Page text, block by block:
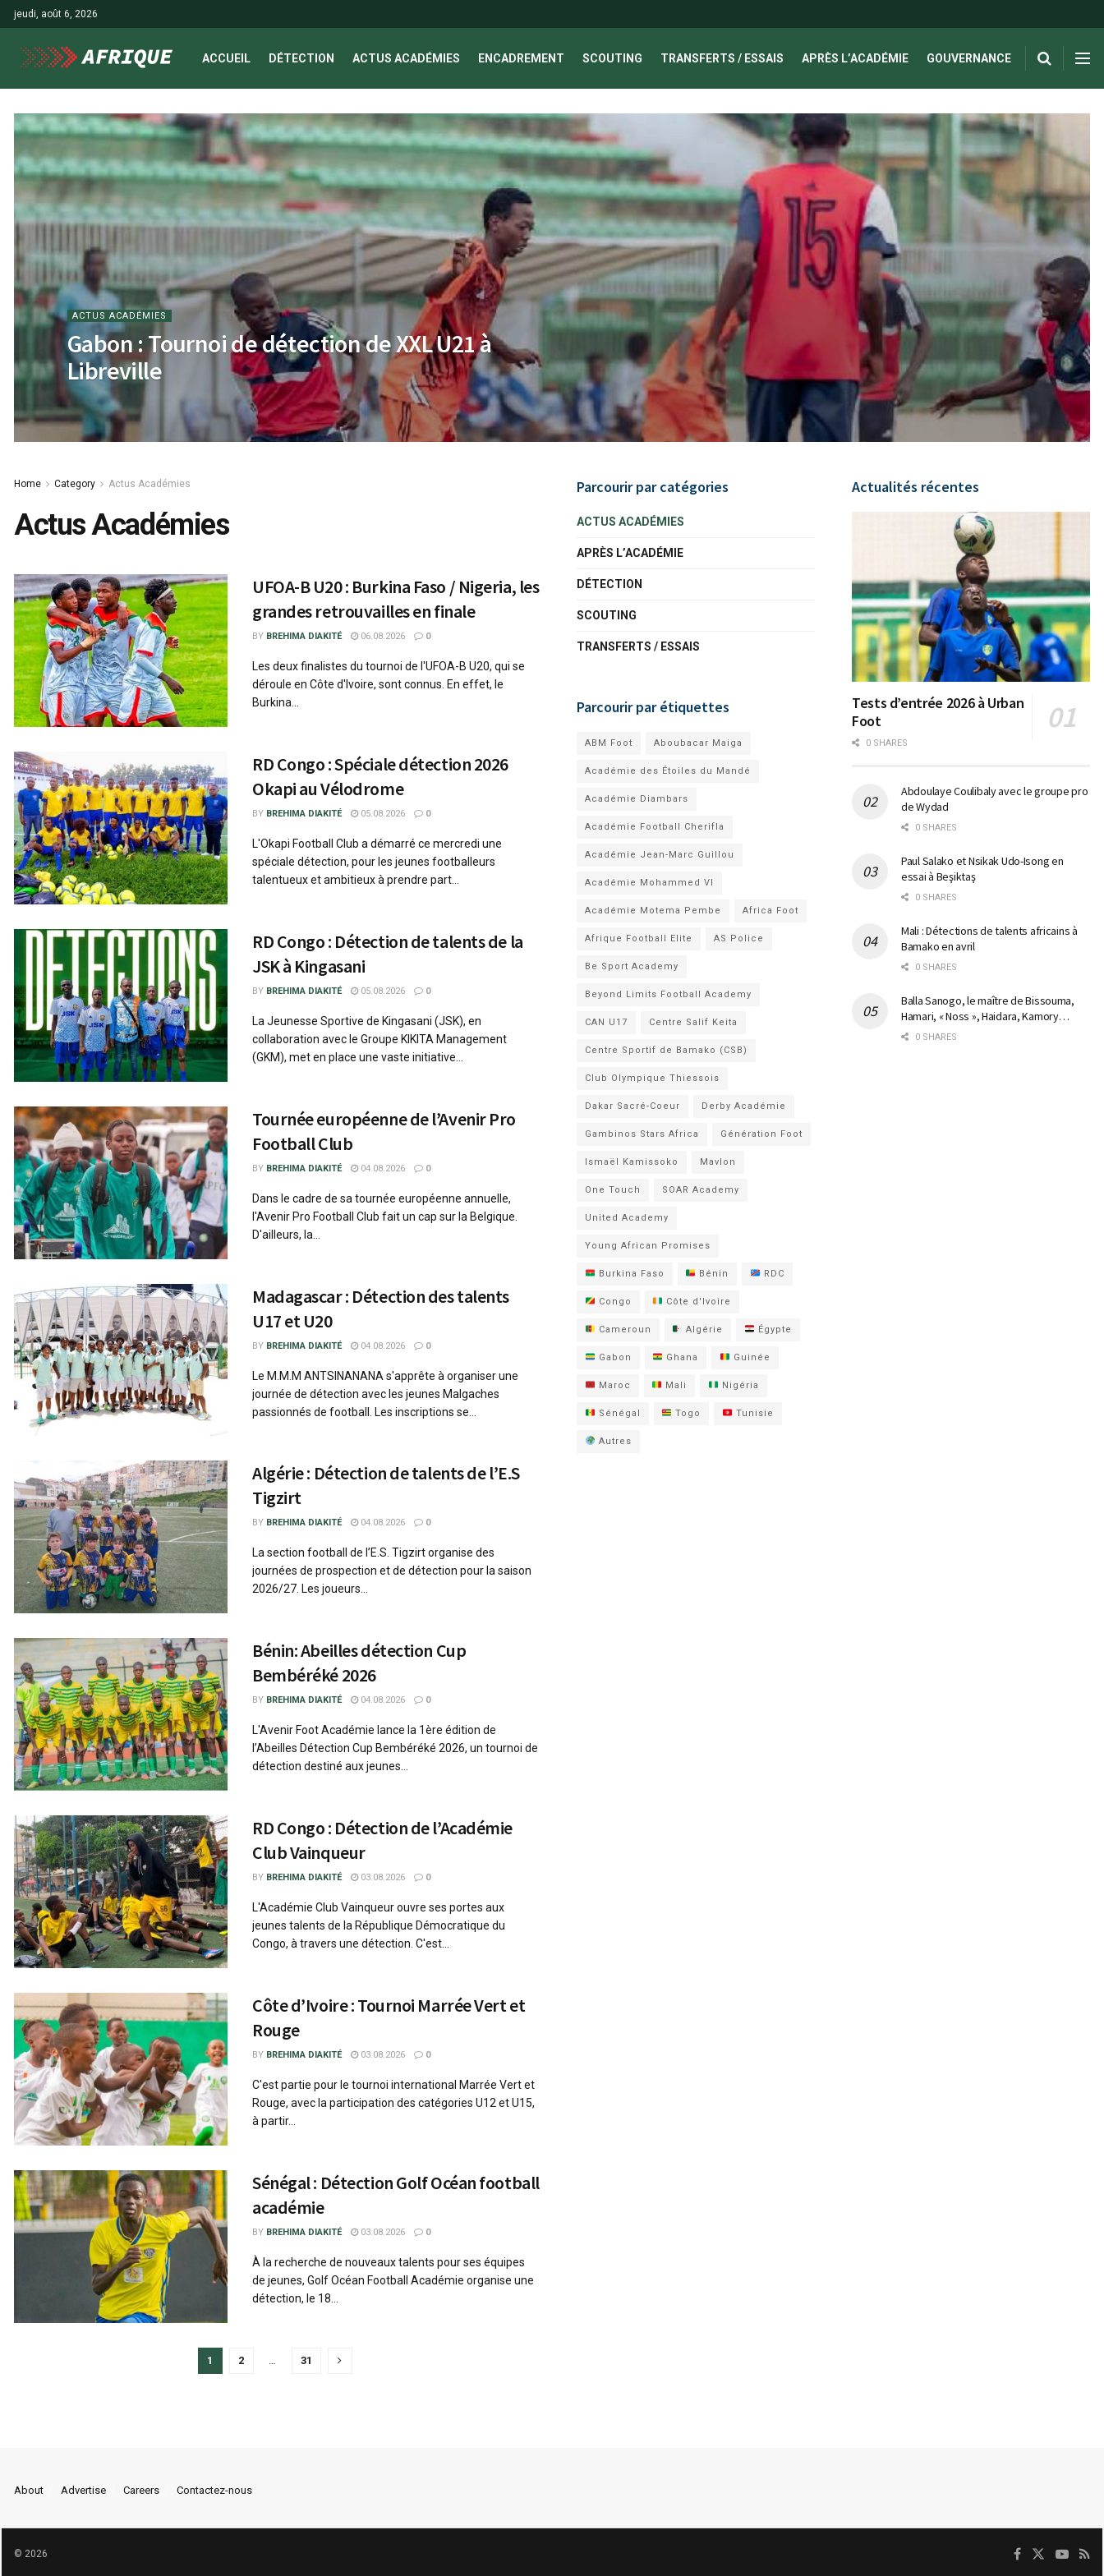
jeudi, août 6, 2026
ACCUEIL DÉTECTION ACTUS ACADÉMIES ENCADREMENT SCOUTING TRANSFERTS / ESSAIS APRÈS L’ACADÉMIE GOUVERNANCE
ACTUS ACADÉMIES
Gabon : Tournoi de détection de XXL U21 à
Libreville
Home Category Actus Académies
Actus Académies
UFOA-B U20 : Burkina Faso / Nigeria, les
grandes retrouvailles en finale
BY BREHIMA DIAKITÉ 06.08.2026 0
Les deux finalistes du tournoi de l'UFOA-B U20, qui se
déroule en Côte d'Ivoire, sont connus. En effet, le
Burkina...
RD Congo : Spéciale détection 2026
Okapi au Vélodrome
BY BREHIMA DIAKITÉ 05.08.2026 0
L'Okapi Football Club a démarré ce mercredi une
spéciale détection, pour les jeunes footballeurs
talentueux et ambitieux à prendre part...
RD Congo : Détection de talents de la
JSK à Kingasani
BY BREHIMA DIAKITÉ 05.08.2026 0
La Jeunesse Sportive de Kingasani (JSK), en
collaboration avec le Groupe KIKITA Management
(GKM), met en place une vaste initiative...
Tournée européenne de l’Avenir Pro
Football Club
BY BREHIMA DIAKITÉ 04.08.2026 0
Dans le cadre de sa tournée européenne annuelle,
l'Avenir Pro Football Club fait un cap sur la Belgique.
D'ailleurs, la...
Madagascar : Détection des talents
U17 et U20
BY BREHIMA DIAKITÉ 04.08.2026 0
Le M.M.M ANTSINANANA s'apprête à organiser une
journée de détection avec les jeunes Malgaches
passionnés de football. Les inscriptions se...
Algérie : Détection de talents de l’E.S
Tigzirt
BY BREHIMA DIAKITÉ 04.08.2026 0
La section football de l’E.S. Tigzirt organise des
journées de prospection et de détection pour la saison
2026/27. Les joueurs...
Bénin: Abeilles détection Cup
Bembéréké 2026
BY BREHIMA DIAKITÉ 04.08.2026 0
L'Avenir Foot Académie lance la 1ère édition de
l’Abeilles Détection Cup Bembéréké 2026, un tournoi de
détection destiné aux jeunes...
RD Congo : Détection de l’Académie
Club Vainqueur
BY BREHIMA DIAKITÉ 03.08.2026 0
L'Académie Club Vainqueur ouvre ses portes aux
jeunes talents de la République Démocratique du
Congo, à travers une détection. C'est...
Côte d’Ivoire : Tournoi Marrée Vert et
Rouge
BY BREHIMA DIAKITÉ 03.08.2026 0
C'est partie pour le tournoi international Marrée Vert et
Rouge, avec la participation des catégories U12 et U15,
à partir...
Sénégal : Détection Golf Océan football
académie
BY BREHIMA DIAKITÉ 03.08.2026 0
À la recherche de nouveaux talents pour ses équipes
de jeunes, Golf Océan Football Académie organise une
détection, le 18...
1 2 31
Parcourir par catégories
ACTUS ACADÉMIES
APRÈS L’ACADÉMIE
DÉTECTION
SCOUTING
TRANSFERTS / ESSAIS
Parcourir par étiquettes
ABM Foot Aboubacar Maiga
Académie des Étoiles du Mandé
Académie Diambars
Académie Football Cherifla
Académie Jean-Marc Guillou
Académie Mohammed VI
Académie Motema Pembe Africa Foot
Afrique Football Elite AS Police
Be Sport Academy
Beyond Limits Football Academy
CAN U17 Centre Salif Keita
Centre Sportif de Bamako (CSB)
Club Olympique Thiessois
Dakar Sacré-Coeur Derby Académie
Gambinos Stars Africa Génération Foot
Ismaël Kamissoko Mavlon
One Touch SOAR Academy
United Academy
Young African Promises
Burkina Faso Bénin RDC
Congo Côte d'Ivoire
Cameroun Algérie Égypte
Gabon Ghana Guinée
Maroc Mali Nigéria
Sénégal Togo Tunisie
Autres
Actualités récentes
Tests d’entrée 2026 à Urban
Foot
0 SHARES
Abdoulaye Coulibaly avec le groupe pro
de Wydad
0 SHARES
Paul Salako et Nsikak Udo-Isong en
essai à Beşiktaş
0 SHARES
Mali : Détections de talents africains à
Bamako en avril
0 SHARES
Balla Sanogo, le maître de Bissouma,
Hamari, « Noss », Haidara, Kamory…
0 SHARES
About Advertise Careers Contactez-nous
© 2026